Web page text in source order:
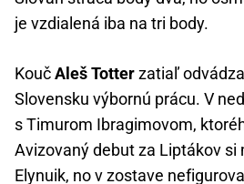
je vzdialená iba na tri body.
KoučAleš Totterzatiaľ
Slovensku výbornú prácu. V
s Timurom Ibragimovom,
Avizovaný debut za Liptákov si
Elynuik, no v zostave